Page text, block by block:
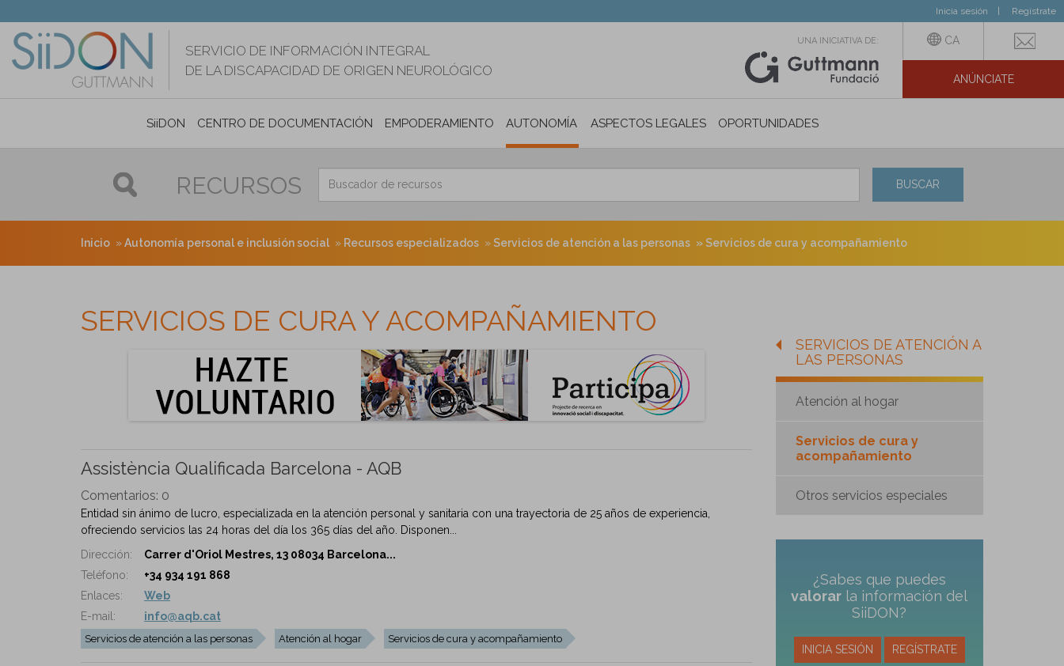
contenido
principal
Inicia sesión Regístrate
SERVICIO DE INFORMACIÓN INTEGRAL
DE LA DISCAPACIDAD DE ORIGEN NEUROLÓGICO
UNA INICIATIVA DE: CA
ANÚNCIATE
SiiDON CENTRO DE DOCUMENTACIÓN EMPODERAMIENTO AUTONOMÍA PERSONAL E INCLUSIÓN SOCIAL
ASPECTOS LEGALES OPORTUNIDADES
RECURSOS BUSCAR
Inicio Autonomía personal e inclusión social Recursos especializados Servicios de atención a las personas Servicios de cura y acompañamiento
SERVICIOS DE CURA Y ACOMPAÑAMIENTO
Assistència Qualificada Barcelona - AQB
Comentarios: 0
Entidad sin ánimo de lucro, especializada en la atención personal y sanitaria con una trayectoria de 25 años de experiencia,
ofreciendo servicios las 24 horas del día los 365 días del año. Disponen...
Dirección:
Carrer d'Oriol Mestres, 13 08034 Barcelona...
Teléfono:
+34 934 191 868
Enlaces:
Web
E-mail:
info@aqb.cat
Servicios de atención a las personas Atención al hogar Servicios de cura y acompañamiento
SERVICIOS DE ATENCIÓN A
LAS PERSONAS
Atención al hogar
Servicios de cura y
acompañamiento
Otros servicios especiales
¿Sabes que puedes
valorar la información del
SiiDON?
INICIA SESIÓN REGÍSTRATE